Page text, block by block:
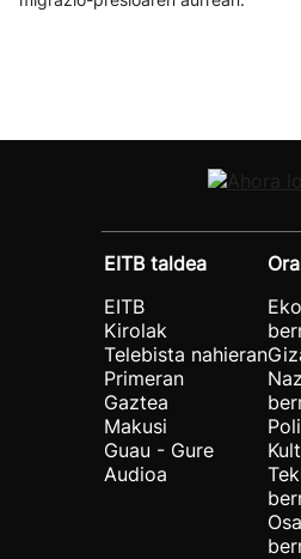
EITB taldea
EITB
Kirolak
Telebista nahieran
Primeran
Gaztea
Makusi
Guau - Gure
Audioa